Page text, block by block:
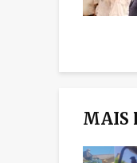
MAIS